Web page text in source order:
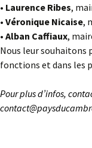
• Laurence Ribes,
• Véronique Nicaise,
• Alban Caffiaux,
Nous leur souhaitons
fonctions et dans les
Pour plus d’infos,